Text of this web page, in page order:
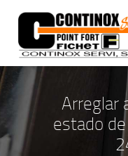
Arreglar
estado
PUERTAS
CAJAS